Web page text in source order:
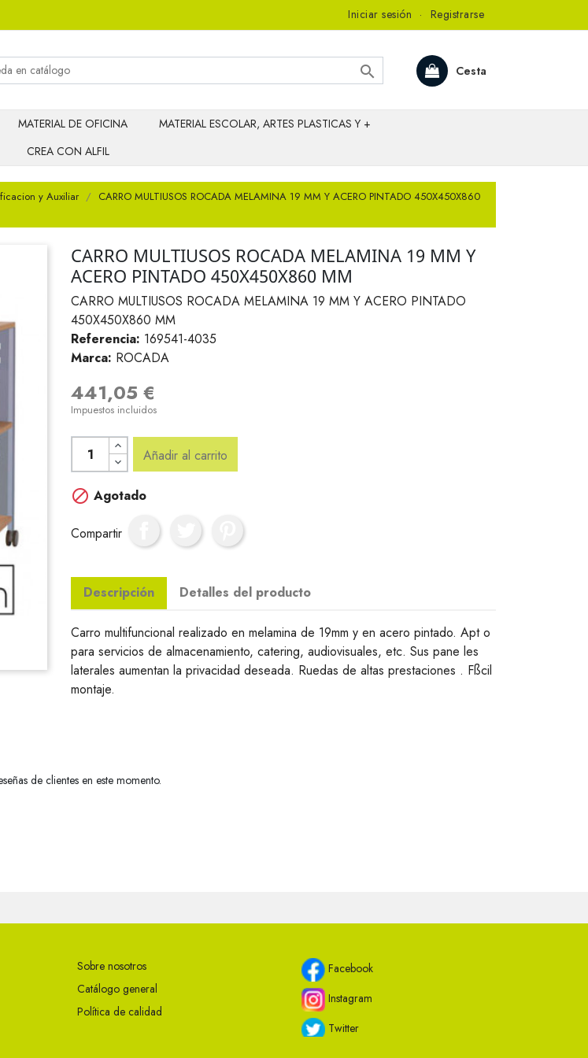
Iniciar sesión · Registrarse
Cesta

MATERIAL DE OFICINA
MATERIAL ESCOLAR, ARTES PLASTICAS Y +
CREA CON ALFIL
y Auxiliar
CARRO MULTIUSOS ROCADA MELAMINA 19 MM Y ACERO PINTADO 450X450X860
CARRO MULTIUSOS ROCADA MELAMINA 19 MM Y
ACERO PINTADO 450X450X860 MM
CARRO MULTIUSOS ROCADA MELAMINA 19 MM Y ACERO PINTADO
450X450X860 MM
Referencia: 169541-4035
Marca: ROCADA
441,05 €
Impuestos incluidos
Añadir al carrito
 Agotado
Compartir
Descripción Detalles del producto
Carro multifuncional realizado en melamina de 19mm y en acero pintado. Apt o
para servicios de almacenamiento, catering, audiovisuales, etc. Sus pane les
laterales aumentan la privacidad deseada. Ruedas de altas prestaciones . Fßcil
montaje.
de clientes en este momento.
Sobre nosotros
Catálogo general
Política de calidad
Facebook
Instagram
Twitter